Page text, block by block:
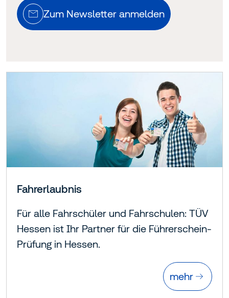
Zum Newsletter anmelden
Fahrerlaubnis
Für alle Fahrschüler und Fahrschulen: TÜV
Hessen ist Ihr Partner für die Führerschein-
Prüfung in Hessen.
mehr